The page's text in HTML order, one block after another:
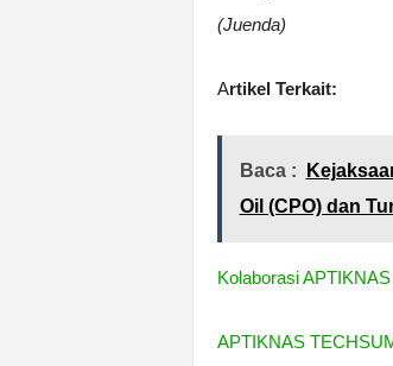
(Juenda)
Artikel Terkait:
Baca :
Oil (CPO) dan
Kolaborasi
APTIKNAS